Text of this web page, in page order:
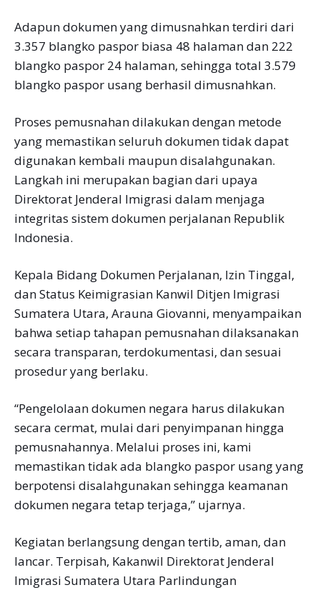
Adapun dokumen yang dimusnahkan terdiri dari
3.357 blangko paspor biasa 48 halaman dan 222
blangko paspor 24 halaman, sehingga total 3.579
blangko paspor usang berhasil dimusnahkan.
Proses pemusnahan dilakukan dengan metode
yang memastikan seluruh dokumen tidak dapat
digunakan kembali maupun disalahgunakan.
Langkah ini merupakan bagian dari upaya
Direktorat Jenderal Imigrasi dalam menjaga
integritas sistem dokumen perjalanan Republik
Indonesia.
Kepala Bidang Dokumen Perjalanan, Izin Tinggal,
dan Status Keimigrasian Kanwil Ditjen Imigrasi
Sumatera Utara, Arauna Giovanni, menyampaikan
bahwa setiap tahapan pemusnahan dilaksanakan
secara transparan, terdokumentasi, dan sesuai
prosedur yang berlaku.
“Pengelolaan dokumen negara harus dilakukan
secara cermat, mulai dari penyimpanan hingga
pemusnahannya. Melalui proses ini, kami
memastikan tidak ada blangko paspor usang yang
berpotensi disalahgunakan sehingga keamanan
dokumen negara tetap terjaga,” ujarnya.
Kegiatan berlangsung dengan tertib, aman, dan
lancar. Terpisah, Kakanwil Direktorat Jenderal
Imigrasi Sumatera Utara Parlindungan